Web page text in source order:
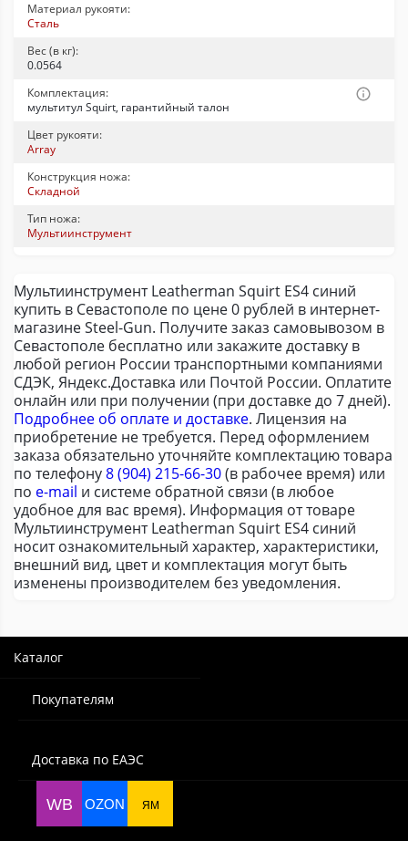
Материал рукояти:
Сталь
Вес (в кг):
0.0564
Комплектация:
мультитул Squirt, гарантийный талон
Цвет рукояти:
Array
Конструкция ножа:
Складной
Тип ножа:
Мультиинструмент
Мультиинструмент Leatherman Squirt ES4 синий
купить в Севастополе по цене 0 рублей в интернет-
магазине Steel-Gun. Получите заказ самовывозом в
Севастополе бесплатно или закажите доставку в
любой регион России транспортными компаниями
СДЭК, Яндекс.Доставка или Почтой России. Оплатите
онлайн или при получении (при доставке до 7 дней).
Подробнее об оплате и доставке. Лицензия на
приобретение не требуется. Перед оформлением
заказа обязательно уточняйте комплектацию товара
по телефону8 (904) 215-66-30(в рабочее время) или
по e-mail и системе обратной связи (в любое
удобное для вас время). Информация от товаре
Мультиинструмент Leatherman Squirt ES4 синий
носит ознакомительный характер, характеристики,
внешний вид, цвет и комплектация могут быть
изменены производителем без уведомления.
Каталог
Покупателям
Доставка по ЕАЭС
WB OZON ЯМ